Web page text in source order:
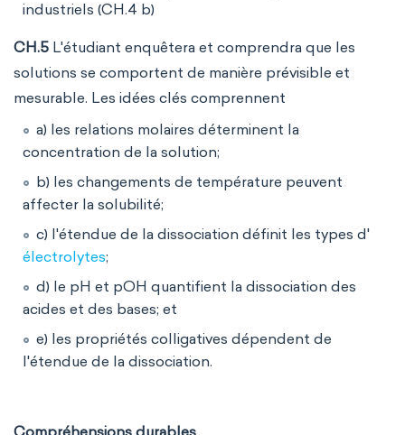
industriels (CH.4 b)
CH.5 L'étudiant enquêtera et comprendra que les
solutions se comportent de manière prévisible et
mesurable. Les idées clés comprennent
a) les relations molaires déterminent la
concentration de la solution;
b) les changements de température peuvent
affecter la solubilité;
c) l'étendue de la dissociation définit les types d'
électrolytes;
d) le pH et pOH quantifient la dissociation des
acides et des bases; et
e) les propriétés colligatives dépendent de
l'étendue de la dissociation.